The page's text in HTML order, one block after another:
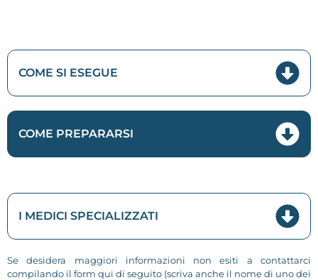
COME SI ESEGUE
COME PREPARARSI
I MEDICI SPECIALIZZATI
Se desidera maggiori informazioni non esiti a contattarci
compilando il form qui di seguito (scriva anche il nome di uno dei